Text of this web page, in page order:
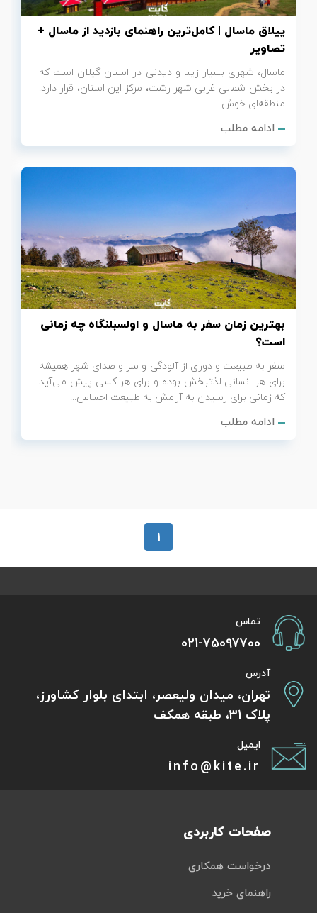
ییلاق ماسال | کامل‌ترین راهنمای بازدید از ماسال +
تصاویر
ماسال، شهری بسیار زیبا و دیدنی در استان گیلان است که
در بخش شمالی غربی شهر رشت، مرکز این استان، قرار دارد.
منطقه‌ای خوش...
ادامه مطلب
بهترین زمان سفر به ماسال و اولسبلنگاه چه زمانی
است؟
سفر به طبیعت و دوری از آلودگی و سر و صدای شهر همیشه
برای هر انسانی لذتبخش بوده و برای هر کسی پیش می‌آید
که زمانی برای رسیدن به آرامش به طبیعت احساس...
ادامه مطلب
1
تماس
021-75097700
آدرس
تهران، میدان ولیعصر، ابتدای بلوار کشاورز،
پلاک 31، طبقه همکف
ایمیل
info@kite.ir
صفحات کاربردی
درخواست همکاری
راهنمای خرید